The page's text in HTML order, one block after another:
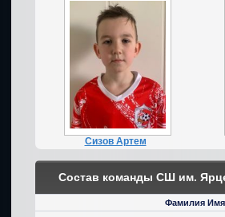
Сизов Артем
Состав команды СШ им.
Фамилия Имя